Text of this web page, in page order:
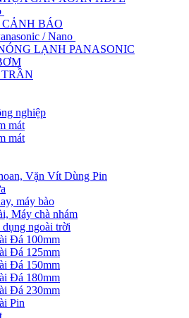
BÁO
/ Nano
LẠNH PANASONIC
nghiệp
mát
mát
Vặn Vít Dùng Pin
máy bào
Máy chà nhám
ngoài trời
Đá 100mm
Đá 125mm
Đá 150mm
Đá 180mm
Đá 230mm
Pin